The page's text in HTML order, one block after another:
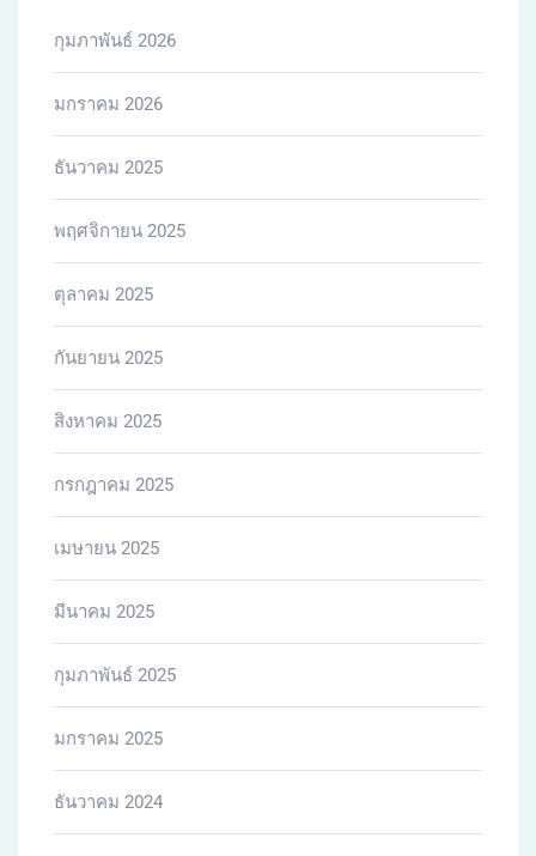
กุมภาพันธ์ 2026
มกราคม 2026
ธันวาคม 2025
พฤศจิกายน 2025
ตุลาคม 2025
กันยายน 2025
สิงหาคม 2025
กรกฎาคม 2025
เมษายน 2025
มีนาคม 2025
กุมภาพันธ์ 2025
มกราคม 2025
ธันวาคม 2024